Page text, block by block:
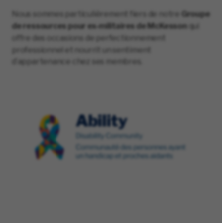
Groupe
de ressources pour ex-militaires de McKesson qui
offre des occasions de perfectionnement
d’appartenance chez ses membres.